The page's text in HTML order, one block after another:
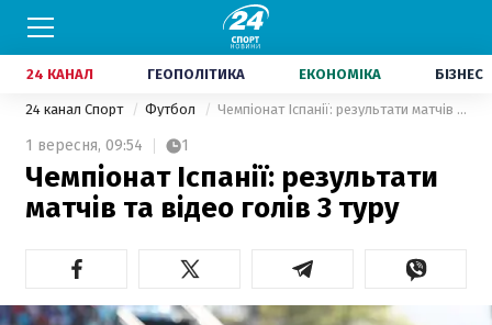
24 КАНАЛ ГЕОПОЛІТИКА ЕКОНОМІКА БІЗНЕС
24 канал Спорт Футбол Чемпіонат Іспанії: результати матчів та відео голів 3 туру
1 вересня, 09:54 1
Чемпіонат Іспанії: результати
матчів та відео голів 3 туру